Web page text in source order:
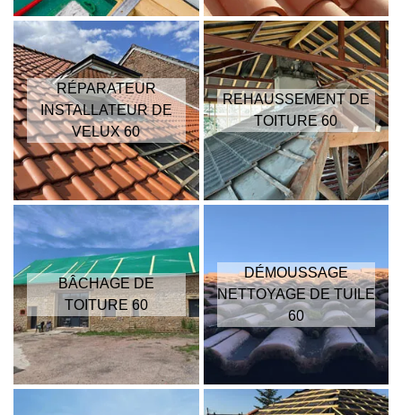
RÉPARATEUR
INSTALLATEUR DE
VELUX 60
REHAUSSEMENT DE
TOITURE 60
BÂCHAGE DE
TOITURE 60
DÉMOUSSAGE
NETTOYAGE DE TUILE
60